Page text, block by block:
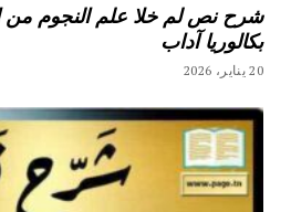
شرح نص لم خلا علم النجوم من
بكالوريا آداب
20 يناير، 2026